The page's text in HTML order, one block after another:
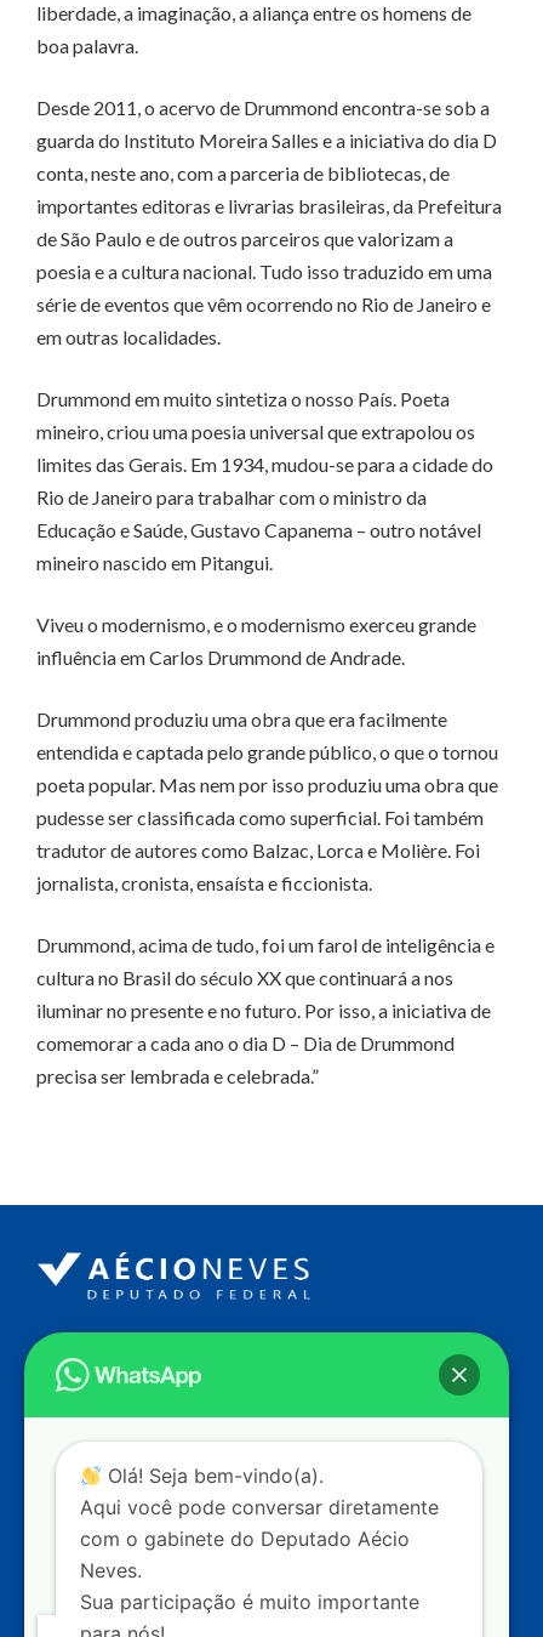
liberdade, a imaginação, a aliança entre os homens de
boa palavra.
Desde 2011, o acervo de Drummond encontra-se sob a
guarda do Instituto Moreira Salles e a iniciativa do dia D
conta, neste ano, com a parceria de bibliotecas, de
importantes editoras e livrarias brasileiras, da Prefeitura
de São Paulo e de outros parceiros que valorizam a
poesia e a cultura nacional. Tudo isso traduzido em uma
série de eventos que vêm ocorrendo no Rio de Janeiro e
em outras localidades.
Drummond em muito sintetiza o nosso País. Poeta
mineiro, criou uma poesia universal que extrapolou os
limites das Gerais. Em 1934, mudou-se para a cidade do
Rio de Janeiro para trabalhar com o ministro da
Educação e Saúde, Gustavo Capanema – outro notável
mineiro nascido em Pitangui.
Viveu o modernismo, e o modernismo exerceu grande
influência em Carlos Drummond de Andrade.
Drummond produziu uma obra que era facilmente
entendida e captada pelo grande público, o que o tornou
poeta popular. Mas nem por isso produziu uma obra que
pudesse ser classificada como superficial. Foi também
tradutor de autores como Balzac, Lorca e Molière. Foi
jornalista, cronista, ensaísta e ficcionista.
Drummond, acima de tudo, foi um farol de inteligência e
cultura no Brasil do século XX que continuará a nos
iluminar no presente e no futuro. Por isso, a iniciativa de
comemorar a cada ano o dia D – Dia de Drummond
precisa ser lembrada e celebrada.”
Endereço
Câmara dos Deputados
Ed. Principal, Ala C – Gabinete
Contato
dep.aecioneves@camara.leg.br
+55 (61) 3215-5964
+55 (31) 3261-0121
+55 (31) 97150-0834
Olá! Seja bem-vindo(a).
Aqui você pode conversar diretamente
com o gabinete do Deputado Aécio
Neves.
Sua participação é muito importante